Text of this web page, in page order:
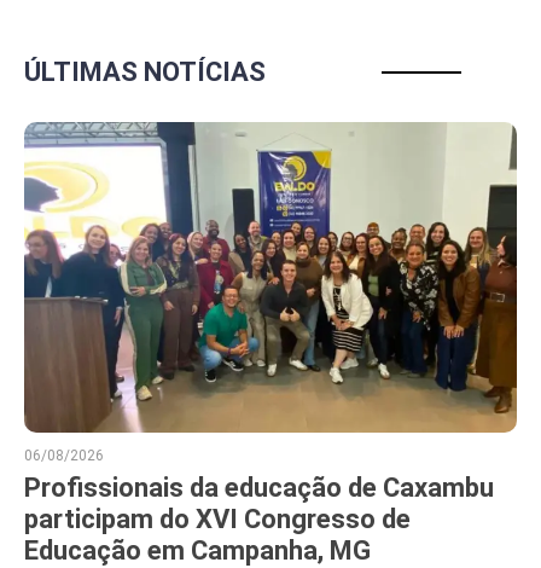
ÚLTIMAS NOTÍCIAS
06/08/2026
Profissionais da educação de Caxambu
participam do XVI Congresso de
Educação em Campanha, MG